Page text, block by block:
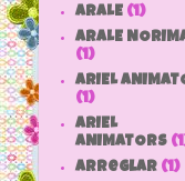
ARALE (1)
ARALE
(1)
ARIEL
(1)
ARIEL
ANIMATORS
arreglar (1)